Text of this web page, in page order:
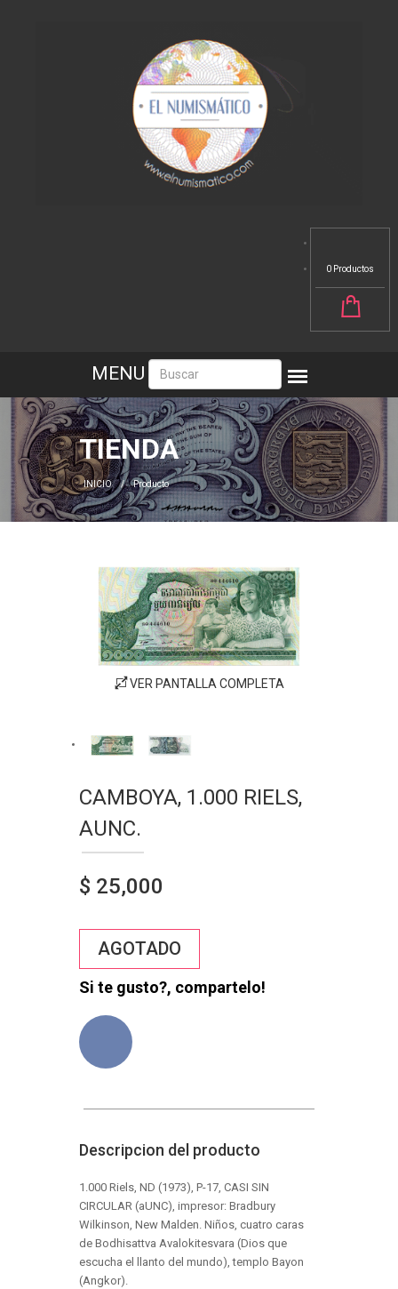
0 Productos
TIENDA
INICIO Producto
VER PANTALLA COMPLETA
CAMBOYA, 1.000 RIELS,
AUNC.
$ 25,000
AGOTADO
Si te gusto?, compartelo!
Descripcion del producto
1.000 Riels, ND (1973), P-17, CASI SIN
CIRCULAR (aUNC), impresor: Bradbury
Wilkinson, New Malden. Niños, cuatro caras
de Bodhisattva Avalokitesvara (Dios que
escucha el llanto del mundo), templo Bayon
(Angkor).